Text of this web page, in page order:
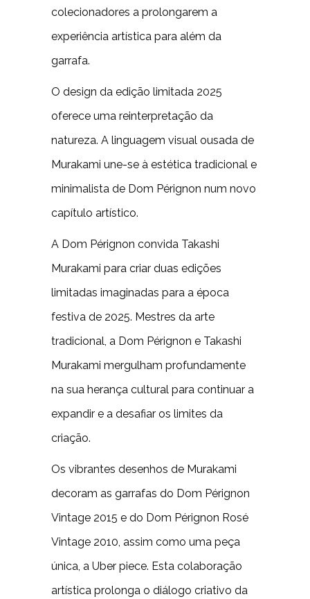
colecionadores a prolongarem a
experiência artística para além da
garrafa.
O design da edição limitada 2025
oferece uma reinterpretação da
natureza. A linguagem visual ousada de
Murakami une-se à estética tradicional e
minimalista de Dom Pérignon num novo
capítulo artístico.
A Dom Pérignon convida Takashi
Murakami para criar duas edições
limitadas imaginadas para a época
festiva de 2025. Mestres da arte
tradicional, a Dom Pérignon e Takashi
Murakami mergulham profundamente
na sua herança cultural para continuar a
expandir e a desafiar os limites da
criação.
Os vibrantes desenhos de Murakami
decoram as garrafas do Dom Pérignon
Vintage 2015 e do Dom Pérignon Rosé
Vintage 2010, assim como uma peça
única, a Uber piece. Esta colaboração
artística prolonga o diálogo criativo da